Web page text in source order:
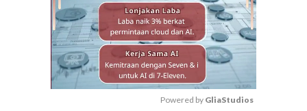
Powered by GliaStudios